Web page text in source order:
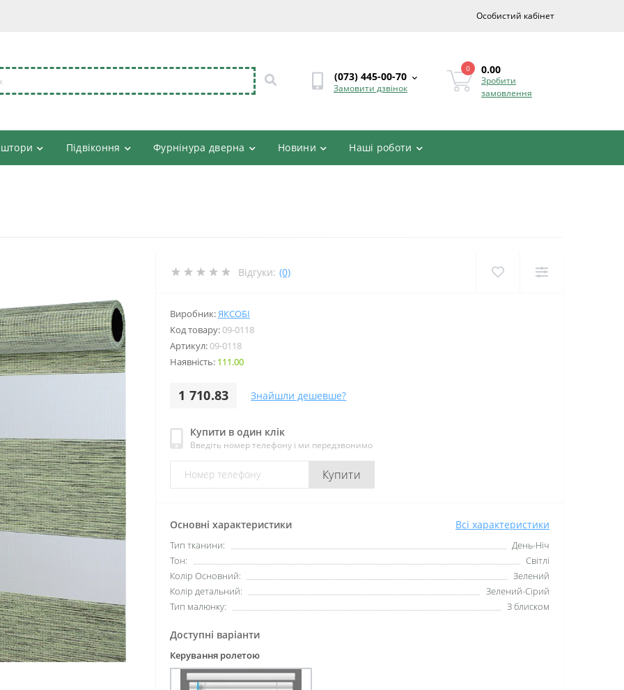
Особистий кабінет
(073) 445-00-70
Замовити дзвінок
0 0.00
Зробити
замовлення
штори Підвіконня Фурнінура дверна Новини Наші роботи
Відгуки: (0)
Виробник:ЯКСОБІ
Код товару:09-0118
Артикул:09-0118
Наявність: 111.00
1 710.83 Знайшли дешевше?
Купити в один клік
Введіть номер телефону і ми передзвонимо
Купити
Основні характеристики Всі характеристики
Тип тканини:
День-Ніч
Тон:
Світлі
Колір Основний:
Зелений
Колір детальний:
Зелений-Сірий
Тип малюнку:
З блиском
Доступні варіанти
Керування ролетою